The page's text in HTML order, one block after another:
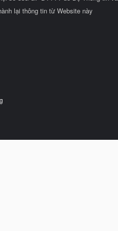
lại thông tin từ Website này